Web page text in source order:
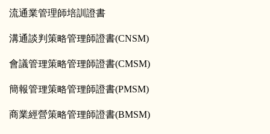
流通業管理師培訓證書
溝通談判策略管理師證書(CNSM)
會議管理策略管理師證書(CMSM)
簡報管理策略管理師證書(PMSM)
商業經營策略管理師證書(BMSM)